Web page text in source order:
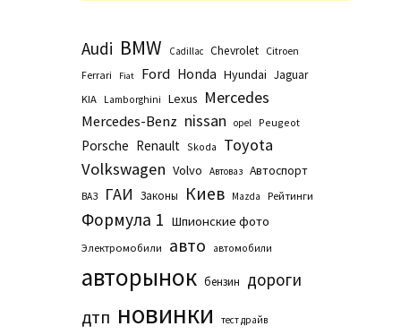
Audi BMW Cadillac Chevrolet Citroen
Ferrari
Fiat Ford Honda Hyundai Jaguar
KIA Lamborghini Lexus Mercedes
Mercedes-Benz nissan opel Peugeot
Porsche Renault Skoda
Toyota
Volkswagen Volvo Автоваз Автоспорт
ВАЗ ГАИ Законы Киев Маzda Рейтинги
Формула 1 Шпионские фото
Электромобили авто автомобили
авторынок бензин дороги
дтп новинки тест драйв